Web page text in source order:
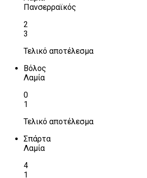
Πανσερραϊκός
2
3
Τελικό αποτέλεσμα
Βόλος
Λαμία
0
1
Τελικό αποτέλεσμα
Σπάρτα
Λαμία
4
1